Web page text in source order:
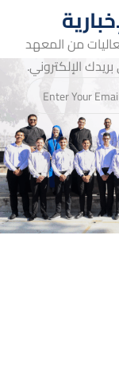
من المعهد
بريدك الإلكتروني.